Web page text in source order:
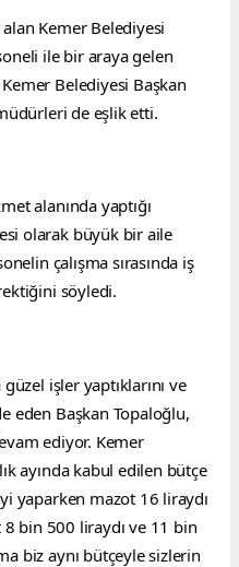
Kemer Belediyesi
ile bir araya gelen
Belediyesi Başkan
de eşlik etti.
alanında yaptığı
olarak büyük bir aile
çalışma sırasında iş
söyledi.
işler yaptıklarını ve
eden Başkan Topaloğlu,
ediyor. Kemer
ayında kabul edilen bütçe
yaparken mazot 16 liraydı
bin 500 liraydı ve 11 bin
biz aynı bütçeyle sizlerin